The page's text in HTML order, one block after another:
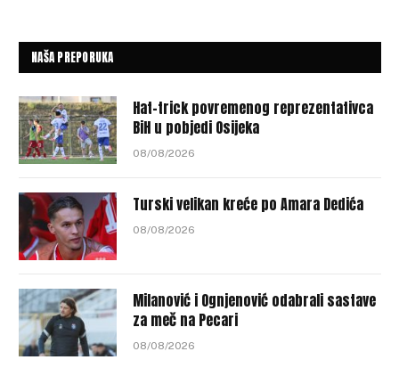
NAŠA PREPORUKA
Hat-trick povremenog reprezentativca
BiH u pobjedi Osijeka
08/08/2026
Turski velikan kreće po Amara Dedića
08/08/2026
Milanović i Ognjenović odabrali sastave
za meč na Pecari
08/08/2026